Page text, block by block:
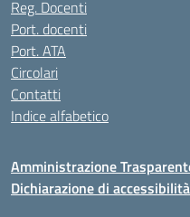
Reg. Docenti
Port. docenti
Port. ATA
Circolari
Contatti
Indice alfabetico
Amministrazione
Dichiarazione di accessibilità